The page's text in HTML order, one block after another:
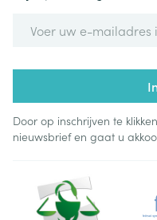
Door op inschrijven te
nieuwsbrief en gaat u